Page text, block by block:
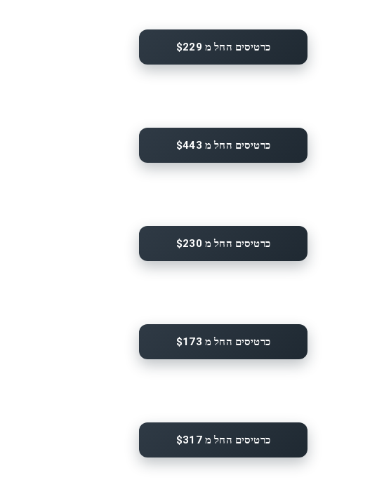
כרטיסים החל מ $229
כרטיסים החל מ $443
כרטיסים החל מ $230
כרטיסים החל מ $173
כרטיסים החל מ $317